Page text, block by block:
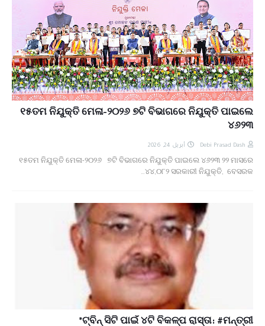
୧୫ତମ ନିଯୁକ୍ତି ମେଳା-୨୦୨୬ ୭ଟି ବିଭାଗରେ ନିଯୁକ୍ତି ପାଇଲେ
୪୬୨୩
Debi Prasad Dash أبريل 24, 2026
୧୫ତମ ନିଯୁକ୍ତି ମେଳା-୨୦୨୬ ୭ଟି ବିଭାଗରେ ନିଯୁକ୍ତି ପାଇଲେ ୪୬୨୩ ୨୨ ମାସରେ
୪୪,୦୮୨ ସରକାରୀ ନିଯୁକ୍ତି, ବେସରକ…
ଟ୍ବିନ୍‌ ସିଟି ପାଇଁ ୪ଟି ବିକଳ୍ପ ରାସ୍ତା: #ମନ୍ତ୍ରୀ*